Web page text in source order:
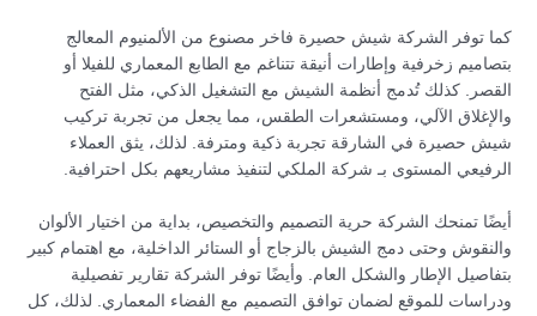
كما توفر الشركة شيش حصيرة فاخر مصنوع من الألمنيوم المعالج
بتصاميم زخرفية وإطارات أنيقة تتناغم مع الطابع المعماري للفيلا أو
القصر. كذلك تُدمج أنظمة الشيش مع التشغيل الذكي، مثل الفتح
والإغلاق الآلي، ومستشعرات الطقس، مما يجعل من تجربة تركيب
شيش حصيرة في الشارقة تجربة ذكية ومترفة. لذلك، يثق العملاء
الرفيعي المستوى بـ شركة الملكي لتنفيذ مشاريعهم بكل احترافية.
أيضًا تمنحك الشركة حرية التصميم والتخصيص، بداية من اختيار الألوان
والنقوش وحتى دمج الشيش بالزجاج أو الستائر الداخلية، مع اهتمام كبير
بتفاصيل الإطار والشكل العام. وأيضًا توفر الشركة تقارير تفصيلية
ودراسات للموقع لضمان توافق التصميم مع الفضاء المعماري. لذلك، كل